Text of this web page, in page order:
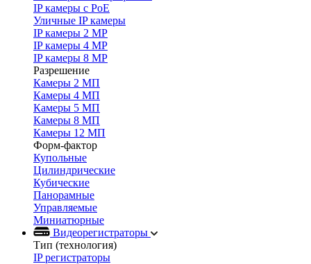
IP камеры с PoE
Уличные IP камеры
IP камеры 2 MP
IP камеры 4 MP
IP камеры 8 MP
Разрешение
Камеры 2 МП
Камеры 4 МП
Камеры 5 МП
Камеры 8 МП
Камеры 12 МП
Форм-фактор
Купольные
Цилиндрические
Кубические
Панорамные
Управляемые
Миниатюрные
Видеорегистраторы
Тип (технология)
IP регистраторы